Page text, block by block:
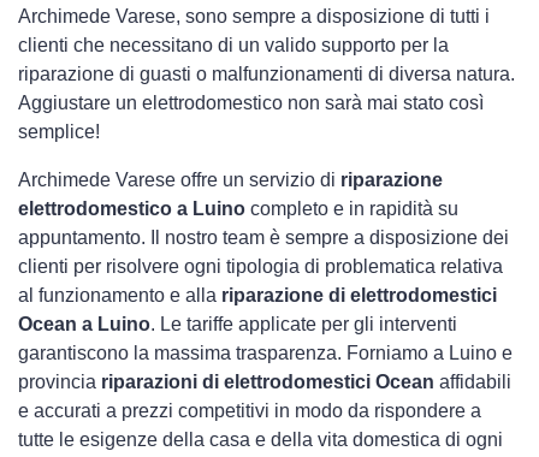
Archimede Varese, sono sempre a disposizione di tutti i
clienti che necessitano di un valido supporto per la
riparazione di guasti o malfunzionamenti di diversa natura.
Aggiustare un elettrodomestico non sarà mai stato così
semplice!
Archimede Varese offre un servizio di riparazione
elettrodomestico a Luino completo e in rapidità su
appuntamento. Il nostro team è sempre a disposizione dei
clienti per risolvere ogni tipologia di problematica relativa
al funzionamento e alla riparazione di elettrodomestici
Ocean a Luino. Le tariffe applicate per gli interventi
garantiscono la massima trasparenza. Forniamo a Luino e
provincia riparazioni di elettrodomestici Ocean affidabili
e accurati a prezzi competitivi in modo da rispondere a
tutte le esigenze della casa e della vita domestica di ogni